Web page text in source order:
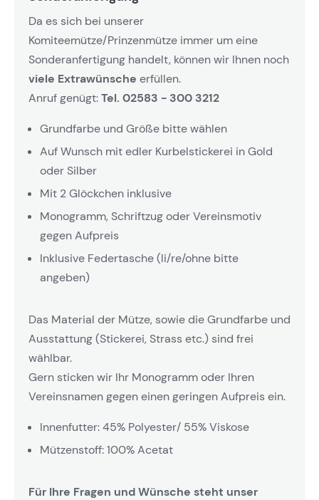
Da es sich bei unserer
Komiteemütze/Prinzenmütze immer um eine
Sonderanfertigung handelt, können wir Ihnen noch
viele Extrawünsche erfüllen.
Anruf genügt:Tel. 02583 - 300 3212
Grundfarbe und Größe bitte wählen
Auf Wunsch mit edler Kurbelstickerei in Gold
oder Silber
Mit 2 Glöckchen inklusive
Monogramm, Schriftzug oder Vereinsmotiv
gegen Aufpreis
Inklusive Federtasche (li/re/ohne bitte
angeben)
Das Material der Mütze, sowie die Grundfarbe und
Ausstattung (Stickerei, Strass etc.) sind frei
wählbar.
Gern sticken wir Ihr Monogramm oder Ihren
Vereinsnamen gegen einen geringen Aufpreis ein.
Innenfutter: 45% Polyester/ 55% Viskose
Mützenstoff: 100% Acetat
Für Ihre Fragen und Wünsche steht unser